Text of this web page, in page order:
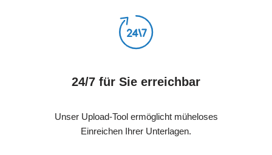
24/7 für Sie erreichbar
Unser Upload-Tool ermöglicht müheloses
Einreichen Ihrer Unterlagen.